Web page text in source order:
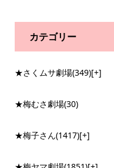
カテゴリー
★さくムサ劇場(349)[+]
★梅むさ劇場(30)
★梅子さん(1417)[+]